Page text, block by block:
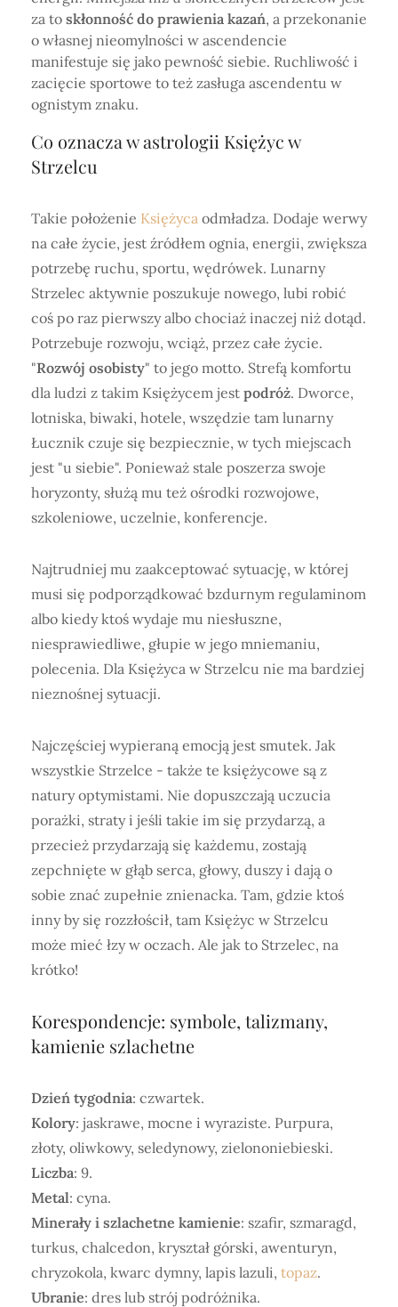
za to skłonność do prawienia kazań, a przekonanie
o własnej nieomylności w ascendencie
manifestuje się jako pewność siebie. Ruchliwość i
zacięcie sportowe to też zasługa ascendentu w
ognistym znaku.
Co oznacza w astrologii Księżycw
Strzelcu
Takie położenie Księżyca odmładza. Dodaje werwy
na całe życie, jest źródłem ognia, energii, zwiększa
potrzebę ruchu, sportu, wędrówek. Lunarny
Strzelec aktywnie poszukuje nowego, lubi robić
coś po raz pierwszy albo chociaż inaczej niż dotąd.
Potrzebuje rozwoju, wciąż, przez całe życie.
"Rozwój osobisty" to jego motto. Strefą komfortu
dla ludzi z takim Księżycem jest podróż. Dworce,
lotniska, biwaki, hotele, wszędzie tam lunarny
Łucznik czuje się bezpiecznie, w tych miejscach
jest "u siebie". Ponieważ stale poszerza swoje
horyzonty, służą mu też ośrodki rozwojowe,
szkoleniowe, uczelnie, konferencje.
Najtrudniej mu zaakceptować sytuację, w której
musi się podporządkować bzdurnym regulaminom
albo kiedy ktoś wydaje mu niesłuszne,
niesprawiedliwe, głupie w jego mniemaniu,
polecenia. Dla Księżyca w Strzelcu nie ma bardziej
nieznośnej sytuacji.
Najczęściej wypieraną emocją jest smutek. Jak
wszystkie Strzelce - także te księżycowe są z
natury optymistami. Nie dopuszczają uczucia
porażki, straty i jeśli takie im się przydarzą, a
przecież przydarzają się każdemu, zostają
zepchnięte w głąb serca, głowy, duszy i dają o
sobie znać zupełnie znienacka. Tam, gdzie ktoś
inny by się rozzłościł, tam Księżyc w Strzelcu
może mieć łzy w oczach. Ale jak to Strzelec, na
krótko!
Korespondencje: symbole, talizmany,
kamienie szlachetne
Dzień tygodnia: czwartek.
Kolory: jaskrawe, mocne i wyraziste. Purpura,
złoty, oliwkowy, seledynowy, zielononiebieski.
Liczba: 9.
Metal: cyna.
Minerały i szlachetne kamienie: szafir, szmaragd,
turkus, chalcedon, kryształ górski, awenturyn,
chryzokola, kwarc dymny, lapis lazuli, topaz.
Ubranie: dres lub strój podróżnika.